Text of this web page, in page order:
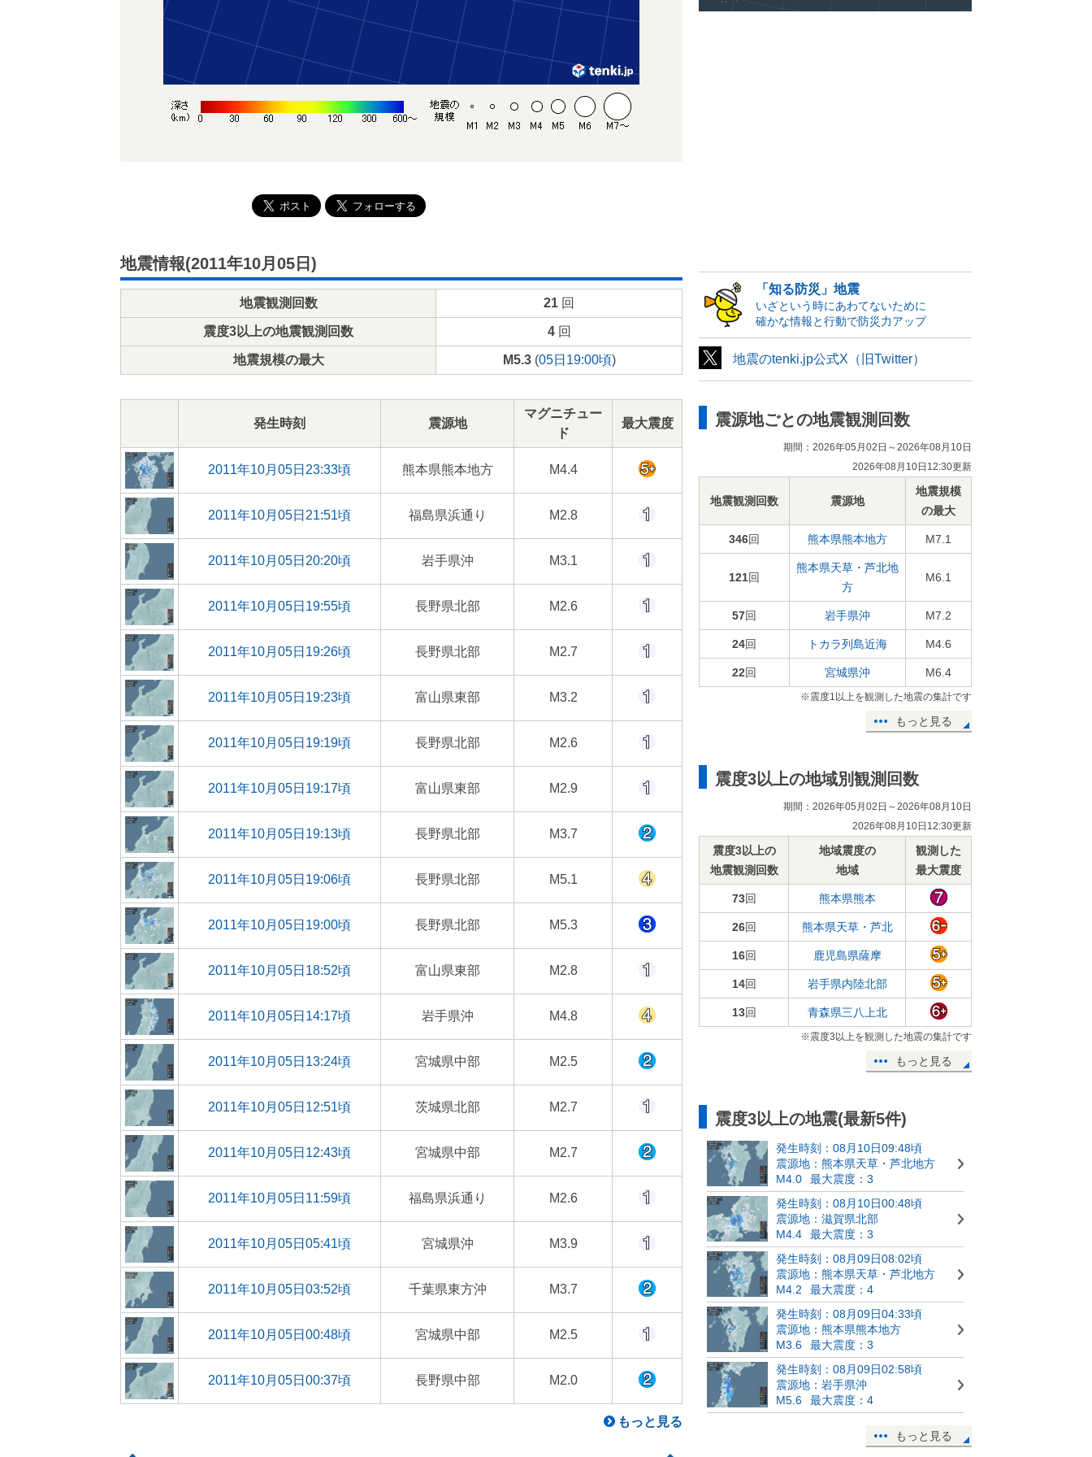
地震情報(2011年10月05日)
地震観測回数 21 回
震度3以上の地震観測回数 4回
地震規模の最大 M5.3(05日19:00頃)
発生時刻 震源地
マグニチュー
ド
最大震度
2011年10月05日23:33頃 熊本県熊本地方 M4.4
2011年10月05日21:51頃 福島県浜通り M2.8
2011年10月05日20:20頃 岩手県沖 M3.1
2011年10月05日19:55頃 長野県北部 M2.6
2011年10月05日19:26頃 長野県北部 M2.7
2011年10月05日19:23頃 富山県東部 M3.2
2011年10月05日19:19頃 長野県北部 M2.6
2011年10月05日19:17頃 富山県東部 M2.9
2011年10月05日19:13頃 長野県北部 M3.7
2011年10月05日19:06頃 長野県北部 M5.1
2011年10月05日19:00頃 長野県北部 M5.3
2011年10月05日18:52頃 富山県東部 M2.8
2011年10月05日14:17頃 岩手県沖 M4.8
2011年10月05日13:24頃 宮城県中部 M2.5
2011年10月05日12:51頃 茨城県北部 M2.7
2011年10月05日12:43頃 宮城県中部 M2.7
2011年10月05日11:59頃 福島県浜通り M2.6
2011年10月05日05:41頃 宮城県沖 M3.9
2011年10月05日03:52頃 千葉県東方沖 M3.7
2011年10月05日00:48頃 宮城県中部 M2.5
2011年10月05日00:37頃 長野県中部 M2.0
もっと見る
「知る防災」地震
いざという時にあわてないために
確かな情報と行動で防災力アップ
地震のtenki.jp公式X（旧Twitter）
震源地ごとの地震観測回数
期間：2026年05月02日～2026年08月10日
2026年08月10日12:30更新
地震観測回数 震源地
地震規模
の最大
346回 熊本県熊本地方 M7.1
121回
熊本県天草・芦北地
方
M6.1
57回 岩手県沖 M7.2
24回 トカラ列島近海 M4.6
22回 宮城県沖 M6.4
※震度1以上を観測した地震の集計です
もっと見る
震度3以上の地域別観測回数
期間：2026年05月02日～2026年08月10日
2026年08月10日12:30更新
震度3以上の
地震観測回数
地域震度の
地域
観測した
最大震度
73回 熊本県熊本
26回 熊本県天草・芦北
16回 鹿児島県薩摩
14回 岩手県内陸北部
13回 青森県三八上北
※震度3以上を観測した地震の集計です
もっと見る
震度3以上の地震(最新5件)
発生時刻：08月10日09:48頃
震源地：熊本県天草・芦北地方
M4.0
最大震度：3
発生時刻：08月10日00:48頃
震源地：滋賀県北部
M4.4
最大震度：3
発生時刻：08月09日08:02頃
震源地：熊本県天草・芦北地方
M4.2
最大震度：4
発生時刻：08月09日04:33頃
震源地：熊本県熊本地方
M3.6
最大震度：3
発生時刻：08月09日02:58頃
震源地：岩手県沖
M5.6
最大震度：4
もっと見る